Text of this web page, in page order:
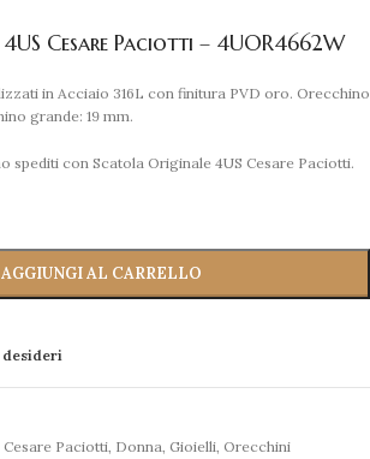
Cesare Paciotti – 4UOR4662W
in Acciaio 316L con finitura PVD oro. Orecchino
grande: 19 mm.
spediti con Scatola Originale 4US Cesare Paciotti.
AGGIUNGI AL CARRELLO
Cesare Paciotti, Donna, Gioielli, Orecchini